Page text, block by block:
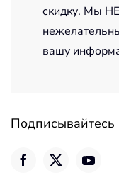
скидку. Мы
вашу
Подписывайтесь